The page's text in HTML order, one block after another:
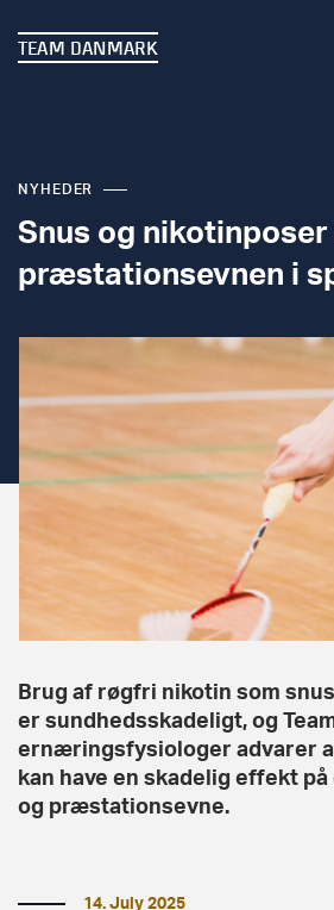
TEAM DANMARK
NYHEDER
Snus og
præstationsevnen i
Brug af røgfri nikotin som
er sundhedsskadeligt, og
ernæringsfysiologer advarer
kan have en skadelig effekt
og præstationsevne.
14. July 2025